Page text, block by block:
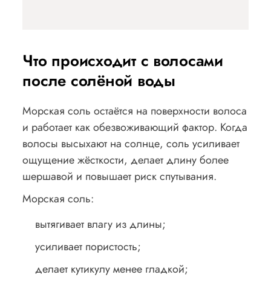
Что происходит с волосами
после солёной воды
Морская соль остаётся на поверхности волоса
и работает как обезвоживающий фактор. Когда
волосы высыхают на солнце, соль усиливает
ощущение жёсткости, делает длину более
шершавой и повышает риск спутывания.
Морская соль:
вытягивает влагу из длины;
усиливает пористость;
делает кутикулу менее гладкой;